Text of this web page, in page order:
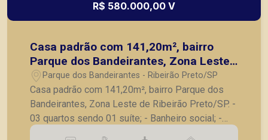
R$ 580.000,00 V
Casa padrão com 141,20m², bairro
Parque dos Bandeirantes, Zona Leste
de Ribeirão Preto/SP.
Parque dos Bandeirantes - Ribeirão Preto/SP
Casa padrão com 141,20m², bairro Parque dos
Bandeirantes, Zona Leste de Ribeirão Preto/SP. -
03 quartos sendo 01 suíte; - Banheiro social; -
Sala para 2 ambientes; - Cozinha ampla; - Área de